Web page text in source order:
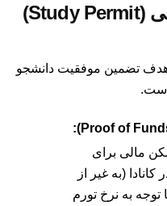
الف. قوانین ویزای تحصیلی (Study Permit)
هدف تضمین موفقیت دانشجو
است.
مالی برای
(به غیر از
به نرخ تورم